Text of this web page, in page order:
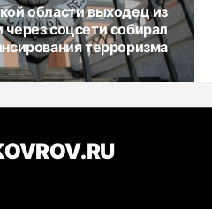
области выходец из
соцсети собирал
терроризма